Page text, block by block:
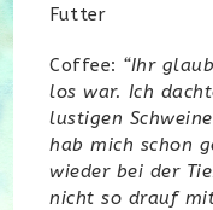
Futter
Coffee: “Ihr
los war. Ich
lustigen
hab mich schon
wieder bei der
nicht so drauf